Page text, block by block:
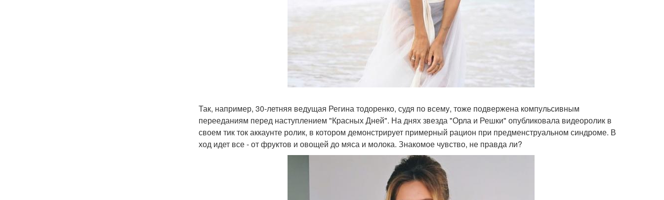
Так, например, 30-летняя ведущая Регина тодоренко, судя по всему, тоже подвержена компульсивным
перееданиям перед наступлением "Красных Дней". На днях звезда "Орла и Решки" опубликовала видеоролик в
своем тик ток аккаунте ролик, в котором демонстрирует примерный рацион при предменструальном синдроме. В
ход идет все - от фруктов и овощей до мяса и молока. Знакомое чувство, не правда ли?